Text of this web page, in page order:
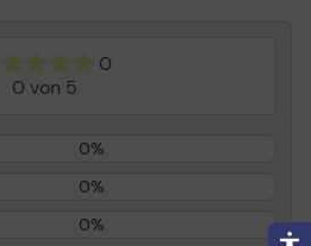
20-poliger DisplayPort -
männlich
männlich
DisplayPort 1. 2a
Schwarz
0
0 von 5
0%
0%
0%